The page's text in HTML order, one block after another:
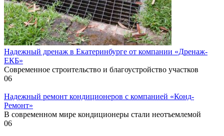
Надежный дренаж в Екатеринбурге от компании «Дренаж-
ЕКБ»
Современное строительство и благоустройство участков
06
Надежный ремонт кондиционеров с компанией «Конд-
Ремонт»
В современном мире кондиционеры стали неотъемлемой
06